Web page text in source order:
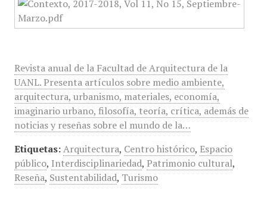
Revista anual de la Facultad de Arquitectura de la
UANL. Presenta artículos sobre medio ambiente,
arquitectura, urbanismo, materiales, economía,
imaginario urbano, filosofía, teoría, crítica, además de
noticias y reseñas sobre el mundo de la…
Etiquetas: Arquitectura, Centro histórico, Espacio
público, Interdisciplinariedad, Patrimonio cultural,
Reseña, Sustentabilidad, Turismo